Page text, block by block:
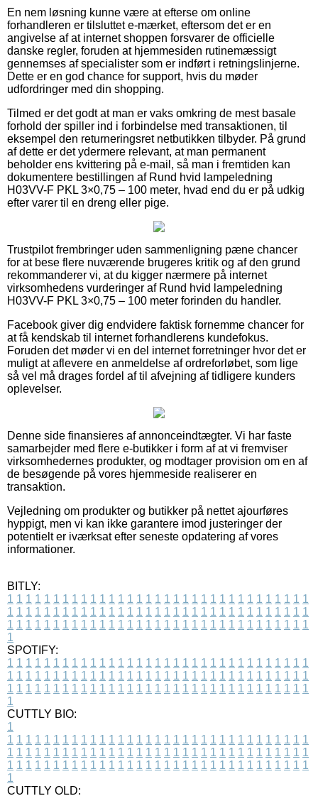
En nem løsning kunne være at efterse om online
forhandleren er tilsluttet e-mærket, eftersom det er en
angivelse af at internet shoppen forsvarer de officielle
danske regler, foruden at hjemmesiden rutinemæssigt
gennemses af specialister som er indført i retningslinjerne.
Dette er en god chance for support, hvis du møder
udfordringer med din shopping.
Tilmed er det godt at man er vaks omkring de mest basale
forhold der spiller ind i forbindelse med transaktionen, til
eksempel den returneringsret netbutikken tilbyder. På grund
af dette er det ydermere relevant, at man permanent
beholder ens kvittering på e-mail, så man i fremtiden kan
dokumentere bestillingen af Rund hvid lampeledning
H03VV-F PKL 3×0,75 – 100 meter, hvad end du er på udkig
efter varer til en dreng eller pige.
Trustpilot frembringer uden sammenligning pæne chancer
for at bese flere nuværende brugeres kritik og af den grund
rekommanderer vi, at du kigger nærmere på internet
virksomhedens vurderinger af Rund hvid lampeledning
H03VV-F PKL 3×0,75 – 100 meter forinden du handler.
Facebook giver dig endvidere faktisk fornemme chancer for
at få kendskab til internet forhandlerens kundefokus.
Foruden det møder vi en del internet forretninger hvor det er
muligt at aflevere en anmeldelse af ordreforløbet, som lige
så vel må drages fordel af til afvejning af tidligere kunders
oplevelser.
Denne side finansieres af annonceindtægter. Vi har faste
samarbejder med flere e-butikker i form af at vi fremviser
virksomhedernes produkter, og modtager provision om en af
de besøgende på vores hjemmeside realiserer en
transaktion.
Vejledning om produkter og butikker på nettet ajourføres
hyppigt, men vi kan ikke garantere imod justeringer der
potentielt er iværksat efter seneste opdatering af vores
informationer.
BITLY:
1 1 1 1 1 1 1 1 1 1 1 1 1 1 1 1 1 1 1 1 1 1 1 1 1 1 1 1 1 1 1 1 1
1 1 1 1 1 1 1 1 1 1 1 1 1 1 1 1 1 1 1 1 1 1 1 1 1 1 1 1 1 1 1 1 1
1 1 1 1 1 1 1 1 1 1 1 1 1 1 1 1 1 1 1 1 1 1 1 1 1 1 1 1 1 1 1 1 1
1
SPOTIFY:
1 1 1 1 1 1 1 1 1 1 1 1 1 1 1 1 1 1 1 1 1 1 1 1 1 1 1 1 1 1 1 1 1
1 1 1 1 1 1 1 1 1 1 1 1 1 1 1 1 1 1 1 1 1 1 1 1 1 1 1 1 1 1 1 1 1
1 1 1 1 1 1 1 1 1 1 1 1 1 1 1 1 1 1 1 1 1 1 1 1 1 1 1 1 1 1 1 1 1
1
CUTTLY BIO:
1
1 1 1 1 1 1 1 1 1 1 1 1 1 1 1 1 1 1 1 1 1 1 1 1 1 1 1 1 1 1 1 1 1
1 1 1 1 1 1 1 1 1 1 1 1 1 1 1 1 1 1 1 1 1 1 1 1 1 1 1 1 1 1 1 1 1
1 1 1 1 1 1 1 1 1 1 1 1 1 1 1 1 1 1 1 1 1 1 1 1 1 1 1 1 1 1 1 1 1
1
CUTTLY OLD: